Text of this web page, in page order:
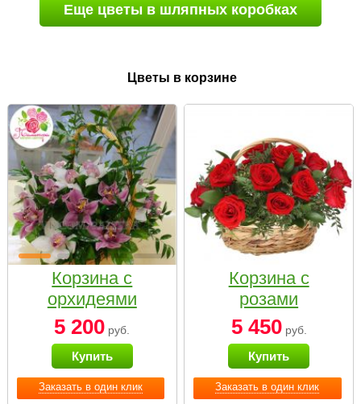
Еще цветы в шляпных коробках
Цветы в корзине
Заказать в один клик
Корзина с
орхидеями
малая
5 200 руб.
Купить
Заказать в один клик
Корзина с
розами
«Красный
Париж»
5 450руб.
Купить